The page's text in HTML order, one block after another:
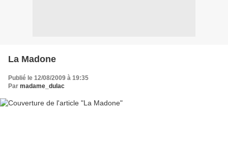
La Madone
Publié le 12/08/2009 à 19:35
Par madame_dulac